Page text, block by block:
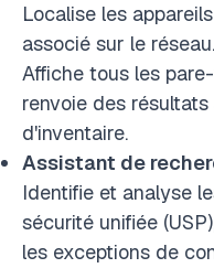
Localise les
associé sur le
Affiche tous les
renvoie des
d'inventaire.
Assistant de
Identifie et analyse
sécurité unifiée
les exceptions de